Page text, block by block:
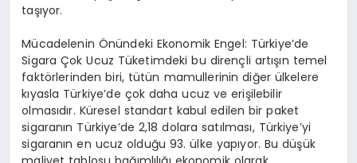
taşıyor.
Mücadelenin Önündeki Ekonomik Engel: Türkiye’de
Sigara Çok Ucuz Tüketimdeki bu dirençli artışın temel
faktörlerinden biri, tütün mamullerinin diğer ülkelere
kıyasla Türkiye’de çok daha ucuz ve erişilebilir
olmasıdır. Küresel standart kabul edilen bir paket
sigaranın Türkiye’de 2,18 dolara satılması, Türkiye’yi
sigaranın en ucuz olduğu 93. ülke yapıyor. Bu düşük